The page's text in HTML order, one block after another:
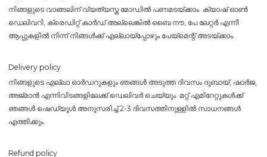
നിങ്ങളുടെ വാങ്ങലിന് വ്യത്യസ്ത മോഡിൽ പണമടയ്ക്കാം. ക്യാഷ് ഓൺ
ഡെലിവറി, ക്രെഡിറ്റ് കാർഡ് അല്ലെങ്കിൽ ബൈ നൗ, പേ ലേറ്റർ എന്നീ
ആപ്പുകളിൽ നിന്ന് നിങ്ങൾക്ക് എല്ലായ്പ്പോഴും പേയ്‌മെന്റ് അടയ്ക്കാം.
Delivery policy
നിങ്ങളുടെ എല്ലാ ഓർഡറുകളും ഞങ്ങൾ അടുത്ത ദിവസം ദുബായ്, ഷാർജ,
അജ്മാൻ എന്നിവിടങ്ങളിലേക്ക് ഡെലിവർ ചെയ്യും. മറ്റ് എമിറേറ്റുകൾക്ക്
ഞങ്ങൾ ഷെഡ്യൂൾ അനുസരിച്ച് 2-3 ദിവസത്തിനുള്ളിൽ സാധനങ്ങൾ
എത്തിക്കും.
Refund policy